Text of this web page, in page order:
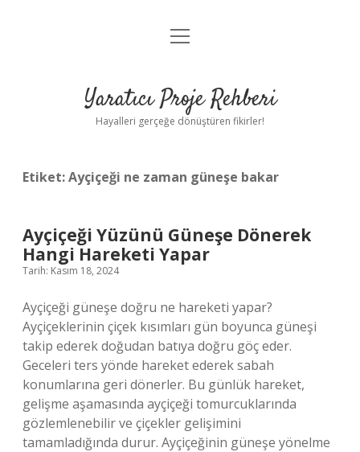
Anasayfa
Yasal Uyarı
menüyü
Yaratıcı Proje Rehberi
Hayalleri gerçeğe dönüştüren fikirler!
Etiket:Ayçiçeği ne zaman güneşe bakar
Ayçiçeği Yüzünü Güneşe Dönerek
Hangi Hareketi Yapar
Tarih: Kasım 18, 2024
Ayçiçeği güneşe doğru ne hareketi yapar?
Ayçiçeklerinin çiçek kısımları gün boyunca güneşi
takip ederek doğudan batıya doğru göç eder.
Geceleri ters yönde hareket ederek sabah
konumlarına geri dönerler. Bu günlük hareket,
gelişme aşamasında ayçiçeği tomurcuklarında
gözlemlenebilir ve çiçekler gelişimini
tamamladığında durur. Ayçiçeğinin güneşe yönelme